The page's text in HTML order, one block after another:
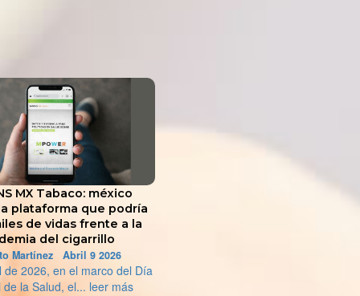
MX Tabaco: méxico
plataforma que podría
de vidas frente a la
del cigarrillo
Martínez Abril 9 2026
de 2026, en el marco del Día
de la Salud, el... leer más